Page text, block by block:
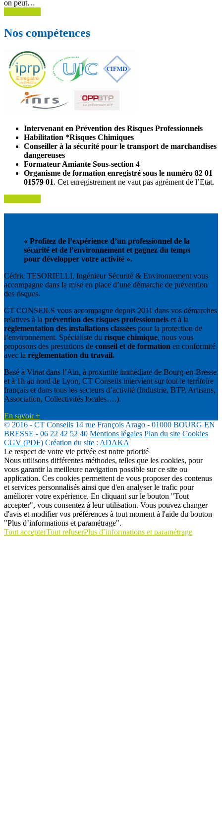
on peut…
Nos compétences
Intervenant en Prévention des Risques Professionnels
Habilitation *Risques Chimiques
Conseiller à la sécurité pour le transport de marchandises
dangereuses
Formateur Amiante Sous-section 4
Organisme de formation enregistré sous le numéro 82 01
01579 01. Cet enregistrement ne vaut pas agrément de l’Etat.
« Profitez de l’expérience d’un professionnel de la
sécurité et de l’environnement et gagnez du temps
pour développer votre activité ».
Cédric TESORIELLI, Ingénieur Sécurité & Environnement vous
accompagne dans la mise en place d’une démarche de prévention
des risques.
CT CONSEILS vous accompagne depuis 2011 dans vos démarches
relatives à la prévention des risques professionnels et à la
réglementation des installations classées pour la protection de
l’environnement. Spécialiste du risque chimique, nous vous
proposons des prestations de conseil et de formation en conformité
avec la réglementation du travail.
Basé à Viriat dans l’Ain, à proximité immédiate de Bourg-en-Bresse
et à 1h au nord de Lyon, CT Conseils intervient sur tout le territoire
français et dans tous les secteurs d’activité (Industrie, BTP, Artisans,
Association, Collectivités locales….).
En savoir +
© 2016 - CT Conseils 14 rue François Arago - 01000 BOURG EN
BRESSE - 06 22 42 52 40 Mentions légales Plan du site Cookies
CGV (PDF) Création du site : ADAKA
Le respect de votre vie privée est notre priorité
Nous utilisons différentes méthodes, telles que les cookies, pour
vous garantir la meilleure navigation possible sur ce site ou
application. Ces cookies permettent de vous proposer des contenus
et services personnalisés ainsi que d'en analyser le trafic pour
améliorer votre expérience. En cliquant sur le bouton "Tout
accepter", vous consentez à leur utilisation. Vous pouvez changer
d'avis et modifier vos préférences à tout moment à l'aide du bouton
"Plus d’informations et paramétrage".
Tout accepterTout refuserPlus d’informations et paramétrage